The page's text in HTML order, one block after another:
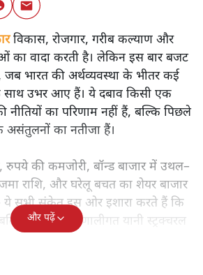
विकास, रोजगार, गरीब कल्याण और
का वादा करती है। लेकिन इस बार बजट
भारत की अर्थव्यवस्था के भीतर कई
साथ उभर आए हैं। ये दबाव किसी एक
नीतियों का परिणाम नहीं हैं, बल्कि पिछले
असंतुलनों का नतीजा हैं।
रुपये की कमजोरी, बॉन्ड बाजार में उथल–
राशि, और घरेलू बचत का शेयर बाजार
सभी संकेत इस ओर इशारा करते हैं कि
गहरी और प्रणालीगत यानी स्ट्रक्चरल
और पढ़ें